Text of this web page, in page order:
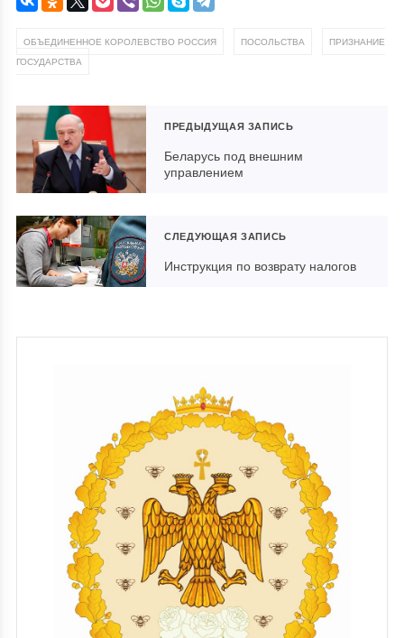
ОБЪЕДИНЕННОЕ КОРОЛЕВСТВО РОССИЯ ПОСОЛЬСТВА
ПРИЗНАНИЕ
ГОСУДАРСТВА
ПРЕДЫДУЩАЯ ЗАПИСЬ
Беларусь под внешним
управлением
СЛЕДУЮЩАЯ ЗАПИСЬ
Инструкция по возврату налогов